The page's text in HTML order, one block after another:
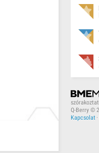
Q-Berry ©
Kapcsolat ·